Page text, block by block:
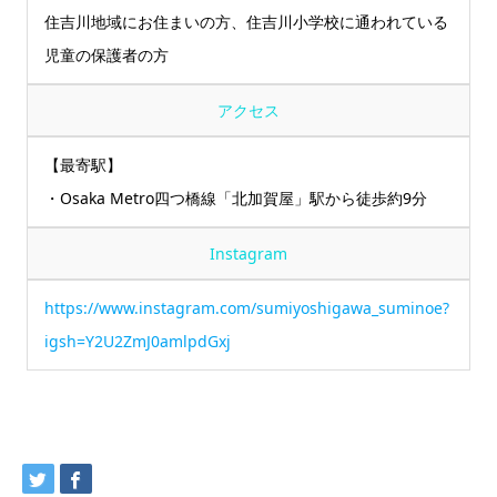
住吉川地域にお住まいの方、住吉川小学校に通われている
児童の保護者の方
アクセス
【最寄駅】
・Osaka Metro四つ橋線「北加賀屋」駅から徒歩約9分
Instagram
https://www.instagram.com/sumiyoshigawa_suminoe?
igsh=Y2U2ZmJ0amlpdGxj